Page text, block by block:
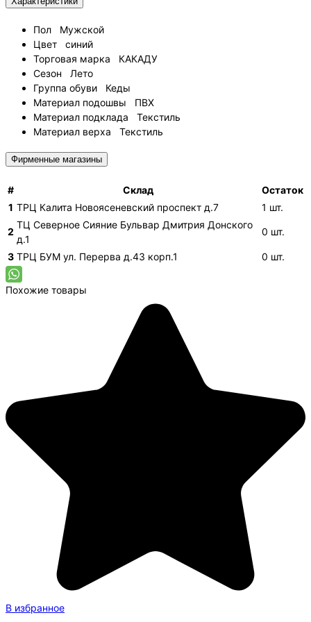
Пол
Мужской
Цвет
синий
Торговая марка
КАКАДУ
Сезон
Лето
Группа обуви
Кеды
Материал подошвы
ПВХ
Материал подклада
Текстиль
Материал верха
Текстиль
Фирменные магазины
# Склад
Остаток
1 ТРЦ Калита Новоясеневский проспект д.7 1 шт.
2
ТЦ Северное Сияние Бульвар Дмитрия Донского
д.1
0 шт.
3 ТРЦ БУМ ул. Перерва д.43 корп.1 0 шт.
Похожие товары
В избранное